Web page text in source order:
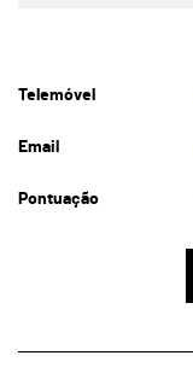
Telemóvel
Email
Pontuação